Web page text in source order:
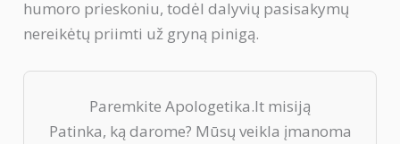
humoro prieskoniu, todėl dalyvių pasisakymų
nereikėtų priimti už gryną pinigą.
Paremkite Apologetika.lt misiją
Patinka, ką darome? Mūsų veikla įmanoma